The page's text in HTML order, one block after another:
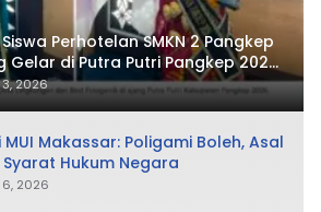
Perhotelan SMKN 2 Pangkep
Gelar di Putra Putri Pangkep 2026,
Duta Lingkungan dan
2026
MUI Makassar: Poligami Boleh, Asal
Syarat Hukum Negara
2026